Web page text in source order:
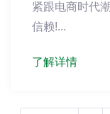
紧跟电商时代
信赖!...
了解详情